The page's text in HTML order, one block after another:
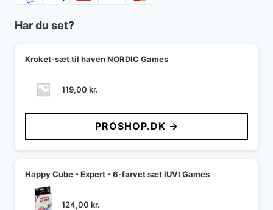
Har du set?
Kroket-sæt til haven NORDIC Games
119,00 kr.
PROSHOP.DK →
Happy Cube - Expert - 6-farvet sæt IUVI Games
124,00 kr.